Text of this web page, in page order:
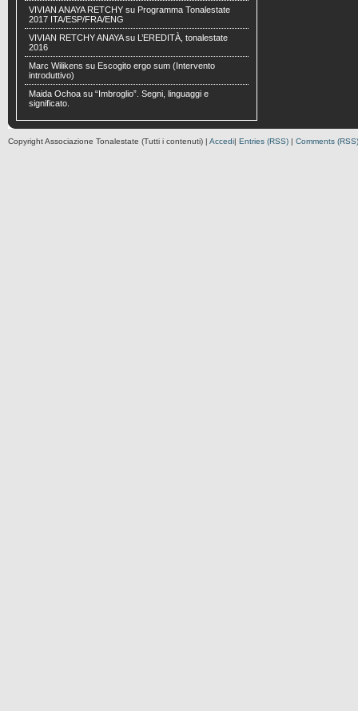
VIVIAN ANAYA RETCHY su Programma Tonalestate
2017 ITA/ESP/FRA/ENG
VIVIAN RETCHY ANAYAsu
L’EREDITÀ, tonalestate
2016
Marc Wilikens su Escogito ergo sum (Intervento
introduttivo)
Maida Ochoa su “Imbroglio”. Segni, linguaggi e
significato.
Copyright Associazione Tonalestate (Tutti i contenuti) | Accedi| Entries (RSS) | Comments (RSS)